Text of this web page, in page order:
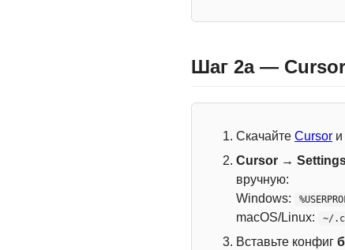
Шаг 2a —
Скачайте Cursor и
Cursor →
вручную:
Windows:
macOS/Linux: ~/
Вставьте конфиг